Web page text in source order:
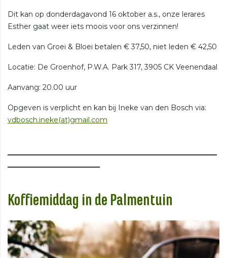
Dit kan op donderdagavond 16 oktober a.s., onze lerares
Esther gaat weer iets moois voor ons verzinnen!
Leden van Groei & Bloei betalen € 37,50, niet leden € 42,50
Locatie: De Groenhof, P.W.A. Park 317, 3905 CK Veenendaal
Aanvang: 20.00 uur
Opgeven is verplicht en kan bij Ineke van den Bosch via:
vdbosch.ineke(at)gmail.com
___________________________________________________________
__________________________
Koffiemiddag in de Palmentuin